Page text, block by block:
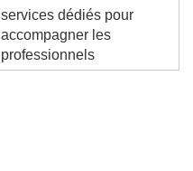
déchets de chantiers : des
services dédiés pour
accompagner les
professionnels